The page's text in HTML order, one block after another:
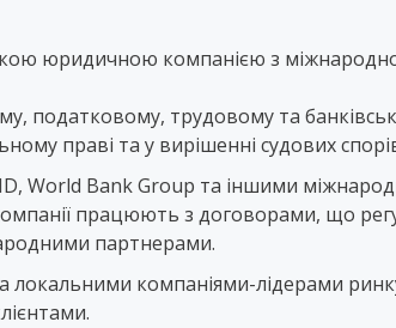
юридичною компанією з
трудовому та
праві та у вирішенні судових
World Bank Group та іншими
працюють з договорами, що
партнерами.
локальними компаніями-лідерами